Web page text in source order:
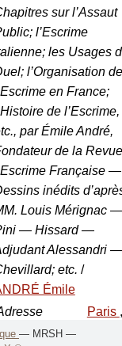
sur l’Assaut
l’Escrime
les Usages
l’Organisation de
en France;
de l’Escrime,
par Émile André,
de la Revue
Française —
inédits
Louis Mérignac —
— Hissard —
Alessandri —
etc. /
Émile
Paris ,
— MRSH —